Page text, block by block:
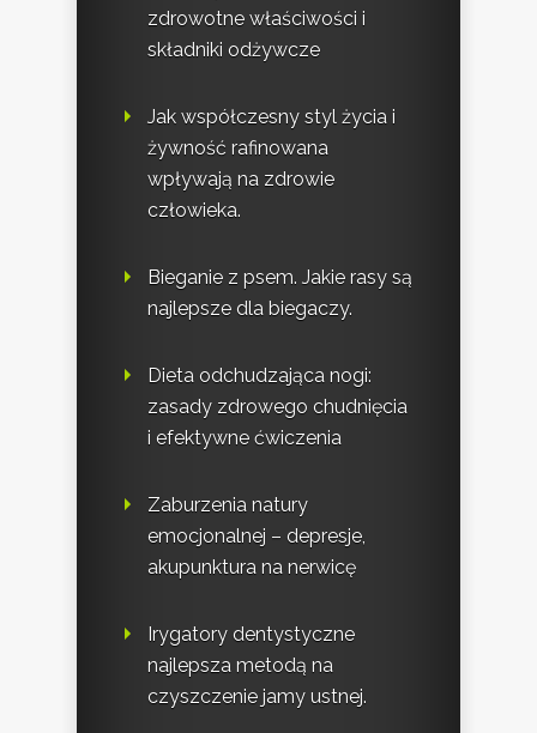
zdrowotne właściwości i
składniki odżywcze
Jak współczesny styl życia i
żywność rafinowana
wpływają na zdrowie
człowieka.
Bieganie z psem. Jakie rasy są
najlepsze dla biegaczy.
Dieta odchudzająca nogi:
zasady zdrowego chudnięcia
i efektywne ćwiczenia
Zaburzenia natury
emocjonalnej – depresje,
akupunktura na nerwicę
Irygatory dentystyczne
najlepsza metodą na
czyszczenie jamy ustnej.